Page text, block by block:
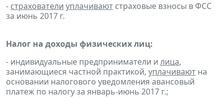
- страхователи уплачивают страховые взносы в ФСС
за июнь 2017 г.
Налог на доходы физических лиц:
- индивидуальные предприниматели и лица,
занимающиеся частной практикой, уплачивают на
основании налогового уведомления авансовый
платеж по налогу за январь-июнь 2017 г.;